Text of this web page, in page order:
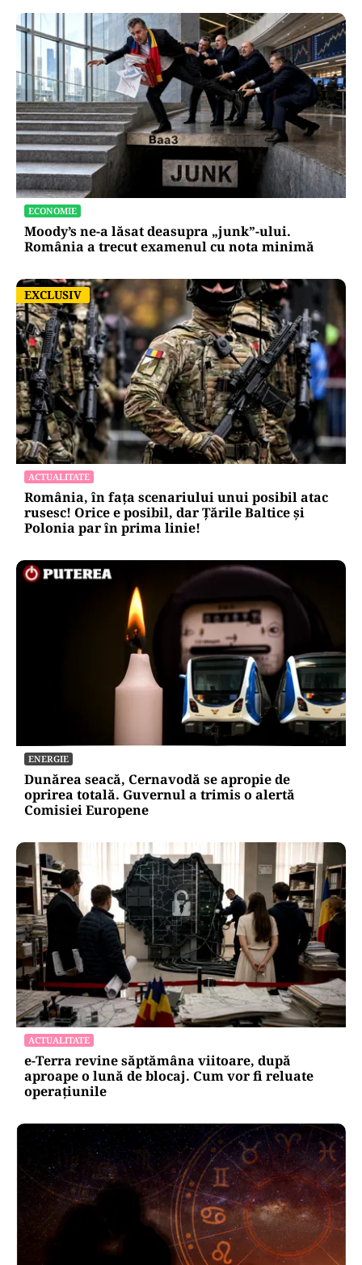
ECONOMIE
Moody’s ne-a lăsat deasupra „junk”-ului.
România a trecut examenul cu nota minimă
EXCLUSIV
EXCLUSIV
ACTUALITATE
România, în fața scenariului unui posibil atac
rusesc! Orice e posibil, dar Țările Baltice și
Polonia par în prima linie!
ENERGIE
Dunărea seacă, Cernavodă se apropie de
oprirea totală. Guvernul a trimis o alertă
Comisiei Europene
ACTUALITATE
e-Terra revine săptămâna viitoare, după
aproape o lună de blocaj. Cum vor fi reluate
operațiunile